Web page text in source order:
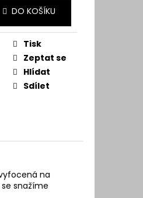
DO KOŠÍKU
Tisk
Zeptat se
Hlídat
Sdílet
na
snažíme